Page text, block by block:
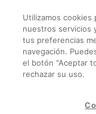
Volver a
Utilizamos cookies
nuestros servicios
tus preferencias
navegación.
el botón “Aceptar
rechazar su uso.